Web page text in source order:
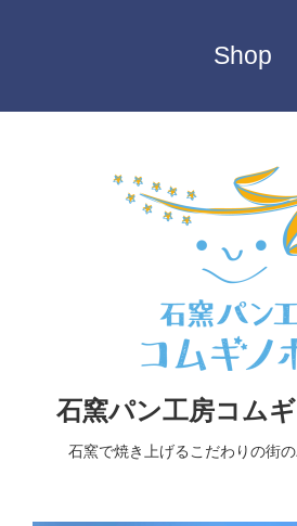
Shop
石窯パン工房コム
石窯で焼き上げるこだわりの街の